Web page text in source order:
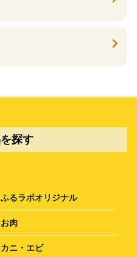
探す
ふるラボオリジナル
お肉
カニ・エビ